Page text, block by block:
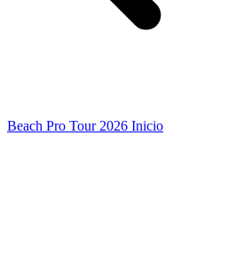
Beach Pro Tour 2026 Inicio